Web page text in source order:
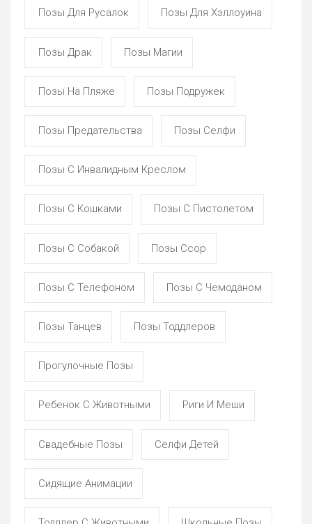
Позы Для Русалок Позы Для Хэллоуина
Позы Драк Позы Магии
Позы На Пляже Позы Подружек
Позы Предательства Позы Селфи
Позы С Инвалидным Креслом
Позы С Кошками Позы С Пистолетом
Позы С Собакой Позы Ссор
Позы С Телефоном Позы С Чемоданом
Позы Танцев Позы Тоддлеров
Прогулочные Позы
Ребенок С Животными Риги И Меши
Свадебные Позы Селфи Детей
Сидящие Анимации